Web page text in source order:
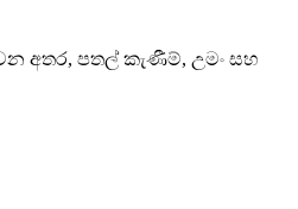
අතර, පතල් කැණීම්, උමං සහ